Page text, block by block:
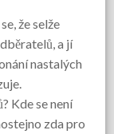
že selže
a jí
nastalých
Kde se není
zda pro